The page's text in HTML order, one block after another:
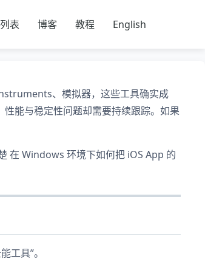
表 博客 教程 English
、模拟器，这些工具确实成
能与稳定性问题却需要持续跟踪。如果
在 Windows 环境下如何把 iOS App 的
工具”。